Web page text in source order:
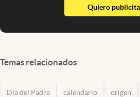
Quiero
Temas relacionados
Día del Padre calendario origen